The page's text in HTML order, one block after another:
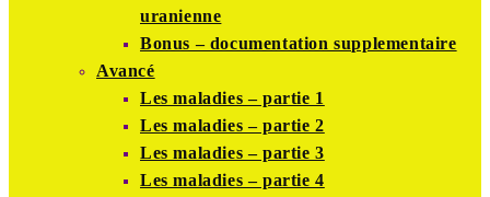
uranienne
Bonus – documentation supplementaire
Avancé
Les maladies – partie 1
Les maladies – partie 2
Les maladies – partie 3
Les maladies – partie 4